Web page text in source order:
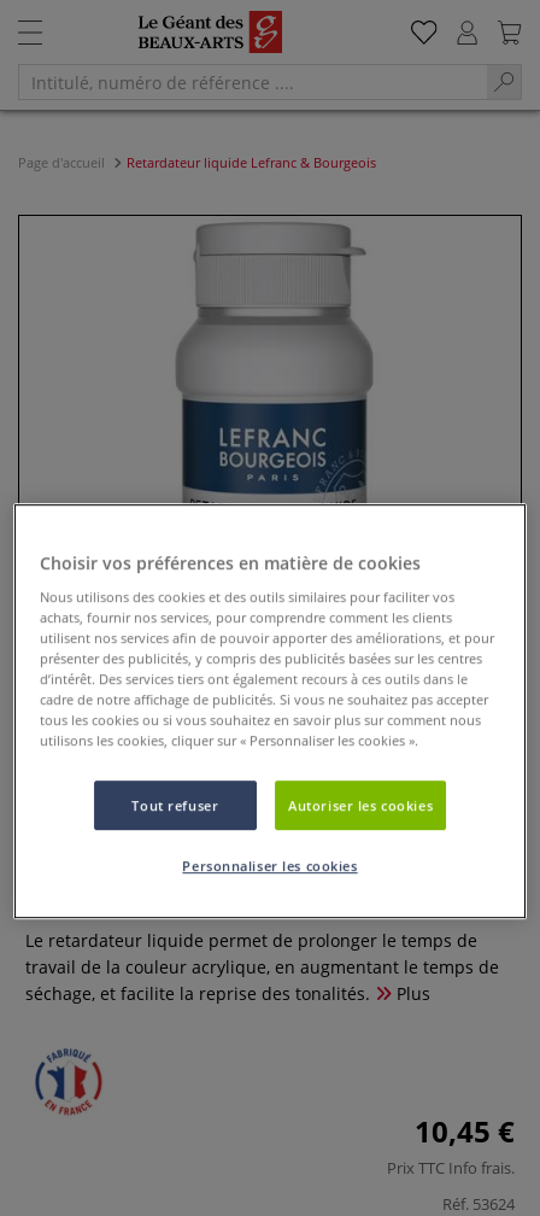
Page d'accueil Retardateur liquide Lefranc & Bourgeois
Retardateur liquide Lefranc &
Le retardateur liquide permet de prolonger le temps de
travail de la couleur acrylique, en augmentant le temps de
séchage, et facilite la reprise des tonalités.
Plus
10,45 €
Prix TTC Info frais.
Réf. 53624
Choisir vos préférences en matière de cookies
Nous utilisons des cookies et des outils similaires pour faciliter vos
achats, fournir nos services, pour comprendre comment les clients
utilisent nos services afin de pouvoir apporter des améliorations, et pour
présenter des publicités, y compris des publicités basées sur les centres
d’intérêt. Des services tiers ont également recours à ces outils dans le
cadre de notre affichage de publicités. Si vous ne souhaitez pas accepter
tous les cookies ou si vous souhaitez en savoir plus sur comment nous
utilisons les cookies, cliquer sur « Personnaliser les cookies ».
Tout refuser Autoriser les cookies
Personnaliser les cookies